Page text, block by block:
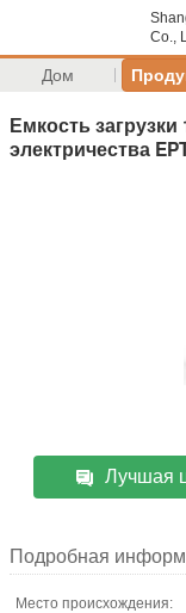
Co.,
Дом
Емкость
электричества
Лучшая
Подробная
Место происхождения: